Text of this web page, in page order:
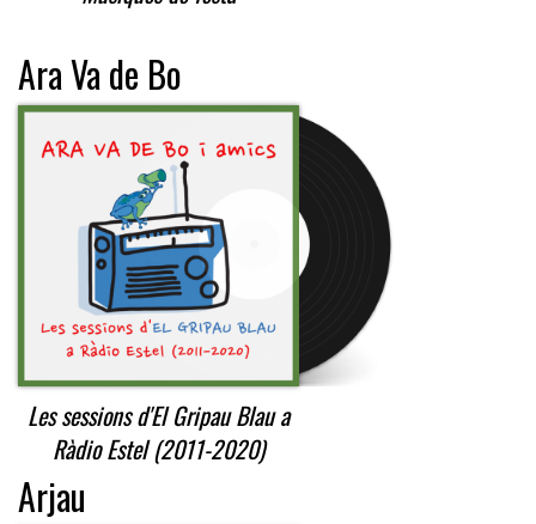
Ara Va de Bo
Les sessions d'El Gripau Blau a
Ràdio Estel (2011-2020)
Arjau